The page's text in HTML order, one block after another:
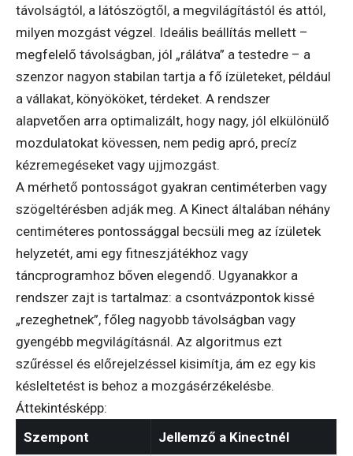
távolságtól, a látószögtől, a megvilágítástól és attól,
milyen mozgást végzel. Ideális beállítás mellett –
megfelelő távolságban, jól „rálátva” a testedre – a
szenzor nagyon stabilan tartja a fő ízületeket, például
a vállakat, könyököket, térdeket. A rendszer
alapvetően arra optimalizált, hogy nagy, jól elkülönülő
mozdulatokat kövessen, nem pedig apró, precíz
kézremegéseket vagy ujjmozgást.
A mérhető pontosságot gyakran centiméterben vagy
szögeltérésben adják meg. A Kinect általában néhány
centiméteres pontossággal becsüli meg az ízületek
helyzetét, ami egy fitneszjátékhoz vagy
táncprogramhoz bőven elegendő. Ugyanakkor a
rendszer zajt is tartalmaz: a csontvázpontok kissé
„rezeghetnek”, főleg nagyobb távolságban vagy
gyengébb megvilágításnál. Az algoritmus ezt
szűréssel és előrejelzéssel kisimítja, ám ez egy kis
késleltetést is behoz a mozgásérzékelésbe.
Áttekintésképp:
Szempont
Jellemző a Kinectnél